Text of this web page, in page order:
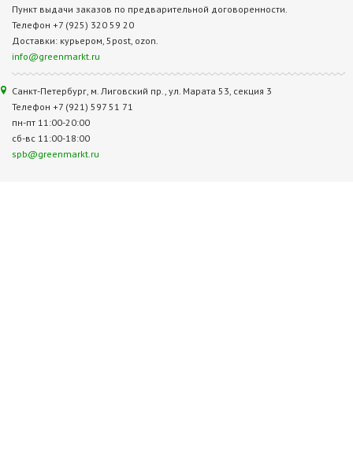
Пункт выдачи заказов по предварительной договоренности.
Телефон +7 (925) 320 59 20
Доставки: курьером, 5post, ozon.
info@greenmarkt.ru
Санкт-Петербург, м. Лиговский пр., ул. Марата 53, секция 3
Телефон +7 (921) 597 51 71
пн-пт 11:00-20:00
сб-вс 11:00-18:00
spb@greenmarkt.ru